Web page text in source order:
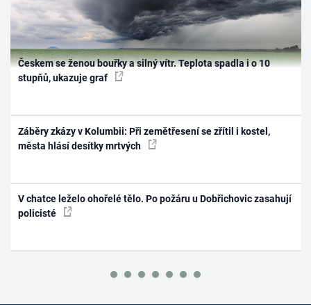
Českem se ženou bouřky a silný vítr. Teplota spadla i o 10
stupňů, ukazuje graf
Záběry zkázy v Kolumbii: Při zemětřesení se zřítil i kostel,
města hlásí desítky mrtvých
V chatce leželo ohořelé tělo. Po požáru u Dobřichovic zasahují
policisté